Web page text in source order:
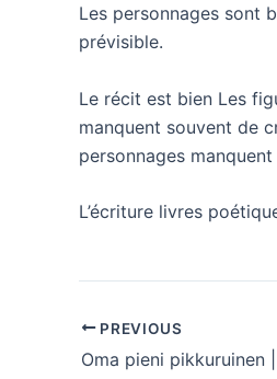
Les personnages sont
prévisible.
Le récit est bien Les
manquent souvent de
personnages
L’écriture livres
PREVIOUS
Oma pieni pikkuruinen